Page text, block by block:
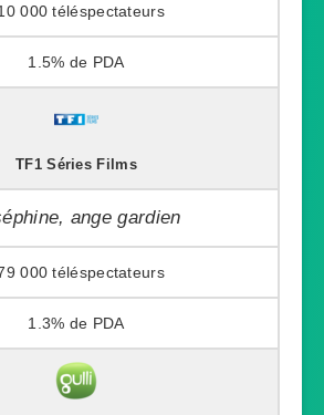
000
1.5%
TF1 Séries Films
ange gardien
000
1.3%